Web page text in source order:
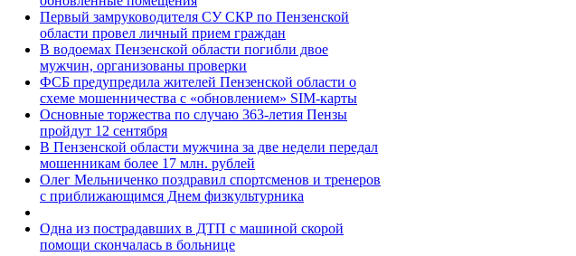
Первый замруководителя СУ СКР по Пензенской
области провел личный прием граждан
В водоемах Пензенской области погибли двое
мужчин, организованы проверки
ФСБ предупредила жителей Пензенской области о
схеме мошенничества c «обновлением» SIM-карты
Основные торжества по случаю 363-летия Пензы
пройдут 12 сентября
В Пензенской области мужчина за две недели передал
мошенникам более 17 млн. рублей
Олег Мельниченко поздравил спортсменов и тренеров
с приближающимся Днем физкультурника
Одна из пострадавших в ДТП с машиной скорой
помощи скончалась в больнице